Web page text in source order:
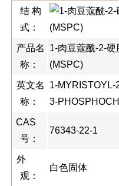
结 构
式：
产品名
称：
1-肉豆蔻酰-2-
(MSPC)
英文名
称：
1-
3-
CAS
号：
76343-22-1
外
观：
白色固体